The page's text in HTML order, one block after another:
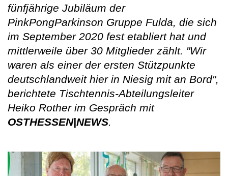
fünfjährige Jubiläum der
PinkPongParkinson Gruppe Fulda, die sich
im September 2020 fest etabliert hat und
mittlerweile über 30 Mitglieder zählt. "Wir
waren als einer der ersten Stützpunkte
deutschlandweit hier in Niesig mit an Bord",
berichtete Tischtennis-Abteilungsleiter
Heiko Rother im Gespräch mit
OSTHESSEN|NEWS